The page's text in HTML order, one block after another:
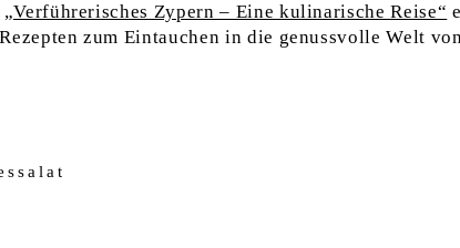
„Verführerisches Zypern – Eine kulinarische Reise“
zum Eintauchen in die genussvolle Welt